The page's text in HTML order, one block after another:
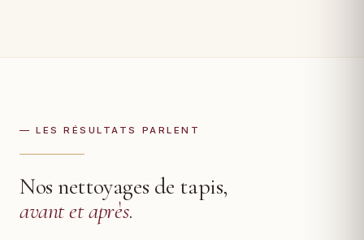
— LES RÉSULTATS PARLENT
Nos nettoyages de tapis,
avant et après.